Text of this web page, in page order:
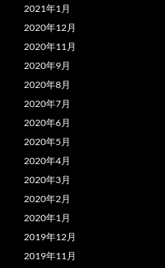
2021年1月
2020年12月
2020年11月
2020年9月
2020年8月
2020年7月
2020年6月
2020年5月
2020年4月
2020年3月
2020年2月
2020年1月
2019年12月
2019年11月